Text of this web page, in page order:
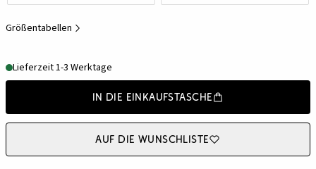
Größentabellen
Lieferzeit 1-3 Werktage
In die Einkaufstasche
Auf die Wunschliste